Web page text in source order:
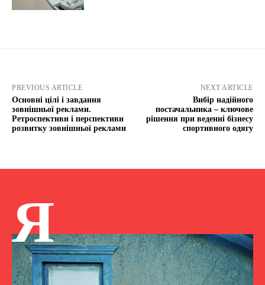
PREVIOUS ARTICLE
Основні цілі і завдання
зовнішньої реклами.
Ретроспективи і перспективи
розвитку зовнішньої реклами
NEXT ARTICLE
Вибір надійного
постачальника – ключове
рішення при веденні бізнесу
спортивного одягу
Я